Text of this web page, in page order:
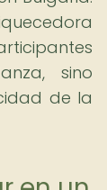
sino
de la